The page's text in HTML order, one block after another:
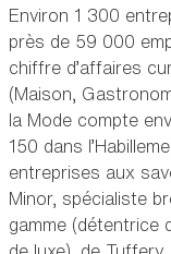
Environ 1 300
près de 59 000
chiffre d’affaires
(Maison,
la Mode compte
150 dans
entreprises aux
Minor, spécialiste
gamme (détentrice